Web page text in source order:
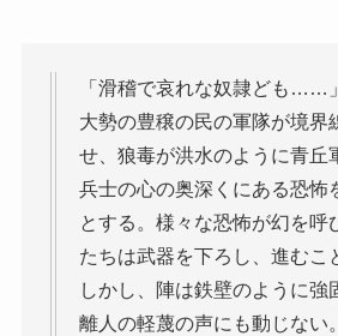
「滑稽で哀れな奴隷ども……」
大勢の豊穣の民の軍隊が境界
せ、狼毒が洪水のように青丘
兵士の心の奥深くにある恐怖
とする。様々な恐怖が幻を呼
たちは武器を下ろし、進むこ
しかし、陣は鉄壁のように強
離人の軽蔑の声にも動じない